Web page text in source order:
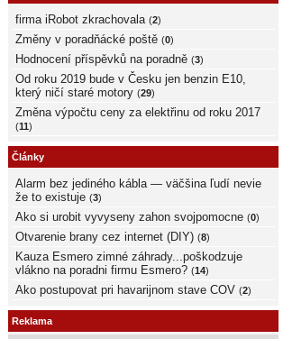
firma iRobot zkrachovala (2)
Změny v poradňácké poště (0)
Hodnocení příspěvků na poradně (3)
Od roku 2019 bude v Česku jen benzin E10,
který ničí staré motory (29)
Změna výpočtu ceny za elektřinu od roku 2017
(11)
Články
Alarm bez jediného kábla — väčšina ľudí nevie
že to existuje (3)
Ako si urobit vyvyseny zahon svojpomocne (0)
Otvarenie brany cez internet (DIY) (8)
Kauza Esmero zimné záhrady...poškodzuje
vlákno na poradni firmu Esmero? (14)
Ako postupovat pri havarijnom stave COV (2)
Reklama